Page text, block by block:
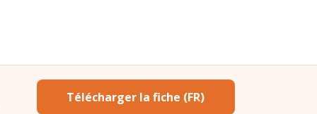
Télécharger la fiche (FR)